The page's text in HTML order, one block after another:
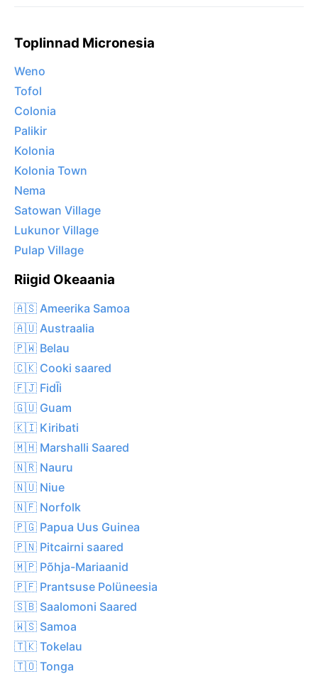
Toplinnad Micronesia
Weno
Tofol
Colonia
Palikir
Kolonia
Kolonia Town
Nema
Satowan Village
Lukunor Village
Pulap Village
Riigid Okeaania
🇦🇸 Ameerika Samoa
🇦🇺 Austraalia
🇵🇼 Belau
🇨🇰 Cooki saared
🇫🇯 FidĪi
🇬🇺 Guam
🇰🇮 Kiribati
🇲🇭 Marshalli Saared
🇳🇷 Nauru
🇳🇺 Niue
🇳🇫 Norfolk
🇵🇬 Papua Uus Guinea
🇵🇳 Pitcairni saared
🇲🇵 Põhja-Mariaanid
🇵🇫 Prantsuse Polüneesia
🇸🇧 Saalomoni Saared
🇼🇸 Samoa
🇹🇰 Tokelau
🇹🇴 Tonga